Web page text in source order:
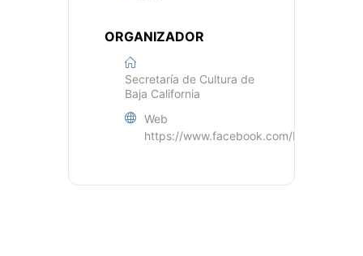
ORGANIZADOR
Secretaría de Cultura de
Baja California
Web
https://www.facebook.com/